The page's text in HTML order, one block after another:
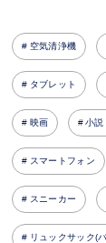
空気清浄機
タブレット
映画 小説
スマートフォン
スニーカー
リュックサック(